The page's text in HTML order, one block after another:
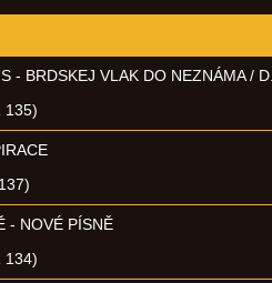
- BRDSKEJ VLAK DO NEZNÁMA /
135)
- NOVÉ PÍSNĚ
134)